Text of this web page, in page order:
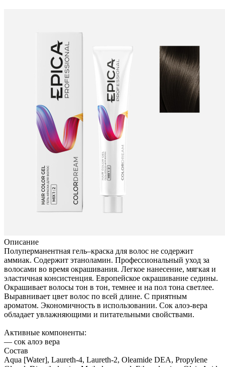
Описание
Полуперманентная гель–краска для волос не содержит
аммиак. Содержит этаноламин. Профессиональный уход за
волосами во время окрашивания. Легкое нанесение, мягкая и
эластичная консистенция. Европейское окрашивание седины.
Окрашивает волосы тон в тон, темнее и на пол тона светлее.
Выравнивает цвет волос по всей длине. С приятным
ароматом. Экономичность в использовании. Сок алоэ-вера
обладает увлажняющими и питательными свойствами.
Активные компоненты:
— сок алоэ вера
Состав
Aqua [Water], Laureth-4, Laureth-2, Oleamide DEA, Propylene